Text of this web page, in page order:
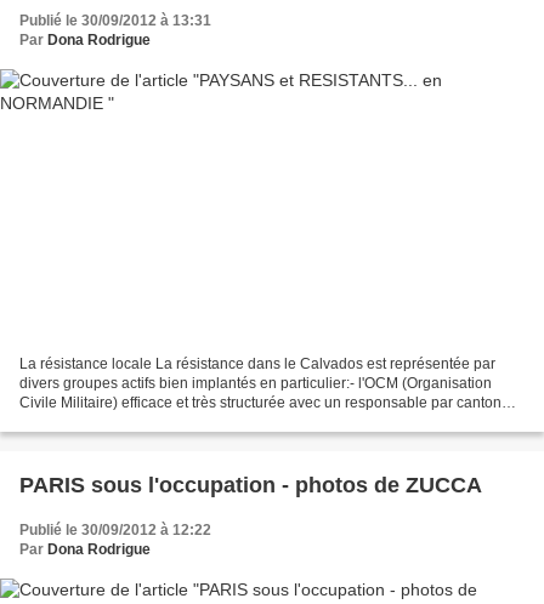
Publié le 30/09/2012 à 13:31
Par Dona Rodrigue
La résistance locale La résistance dans le Calvados est représentée par
divers groupes actifs bien implantés en particulier:- l'OCM (Organisation
Civile Militaire) efficace et très structurée avec un responsable par canton
PARIS sous l'occupation - photos de ZUCCA
Publié le 30/09/2012 à 12:22
Par Dona Rodrigue